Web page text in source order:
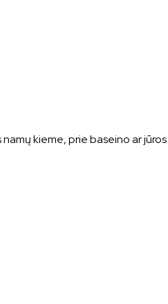
kieme, prie baseino ar